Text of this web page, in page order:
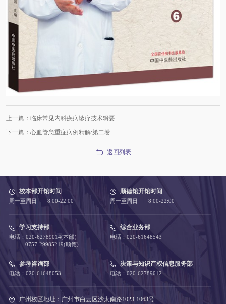
上一篇：临床常见内科疾病诊疗技术辑要
下一篇：心血管急重症病例精解:第二卷
返回列表
校本部开馆时间
周一至周日 8:00-22:00
顺德馆开馆时间
周一至周日 8:00-22:00
学习支持部
电话：020-62789014(本部）
0757-29985219(顺德)
综合业务部
电话：020-61648543
参考咨询部
电话：020-61648053
决策与知识产权信息服务部
电话：020-62789012
广州校区地址：广州市白云区沙太南路1023-1063号